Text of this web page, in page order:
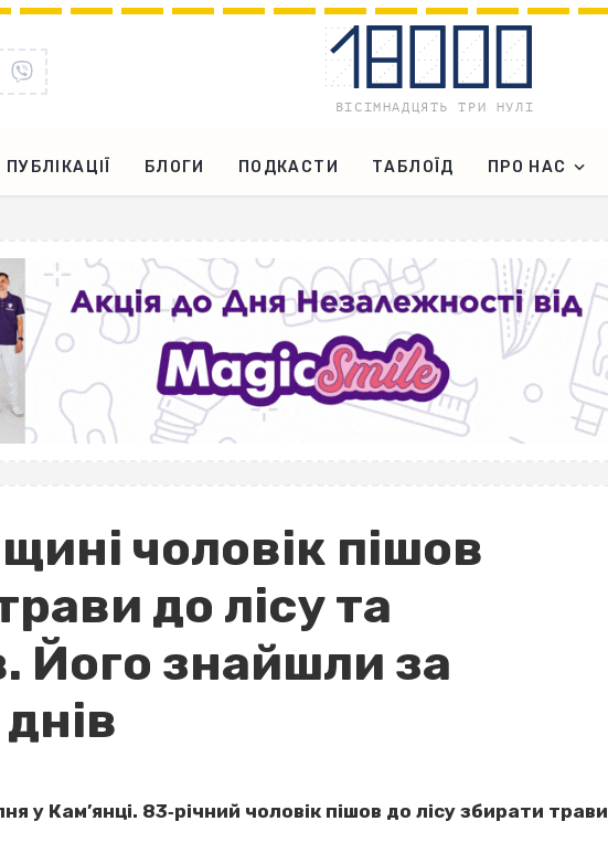
ПУБЛІКАЦІЇ БЛОГИ ПОДКАСТИ ТАБЛОЇД ПРО НАС
чоловік пішов
до лісу та
Його знайшли за
у Кам’янці. 83‐річний чоловік пішов до лісу збирати трави